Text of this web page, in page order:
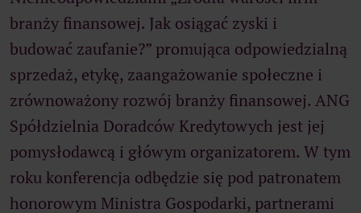
branży finansowej. Jak osiągać zyski i
budować zaufanie?” promująca odpowiedzialną
sprzedaż, etykę, zaangażowanie społeczne i
zrównoważony rozwój branży finansowej. ANG
Spółdzielnia Doradców Kredytowych jest jej
pomysłodawcą i główym organizatorem. W tym
roku konferencja odbędzie się pod patronatem
honorowym Ministra Gospodarki, partnerami